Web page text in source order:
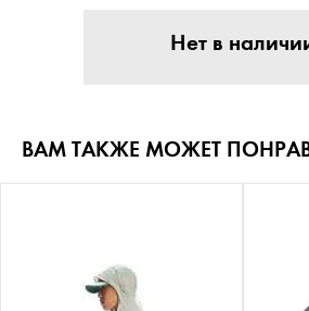
Нет в
ВАМ ТАКЖЕ МОЖЕТ